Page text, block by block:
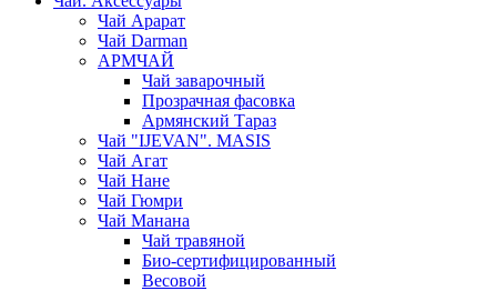
Чай Арарат
Чай Darman
АРМЧАЙ
Чай заварочный
Прозрачная фасовка
Армянский Тараз
Чай "IJEVAN". MASIS
Чай Агат
Чай Нане
Чай Гюмри
Чай Манана
Чай травяной
Био-сертифицированный
Весовой